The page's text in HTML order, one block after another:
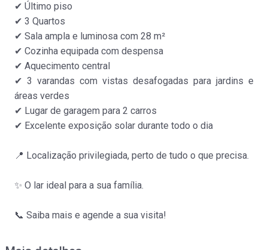
Apartamento
Fão
Venda:355.000€
Apartamento
Venda:355.000€
✔ Último piso
✔ 3 Quartos
✔ Sala ampla e luminosa com 28 m²
✔ Cozinha equipada com despensa
✔ Aquecimento central
✔ 3 varandas com vistas desafogadas para jardins e
áreas verdes
✔ Lugar de garagem para 2 carros
✔ Excelente exposição solar durante todo o dia
📍 Localização privilegiada, perto de tudo o que precisa.
✨ O lar ideal para a sua família.
📞 Saiba mais e agende a sua visita!